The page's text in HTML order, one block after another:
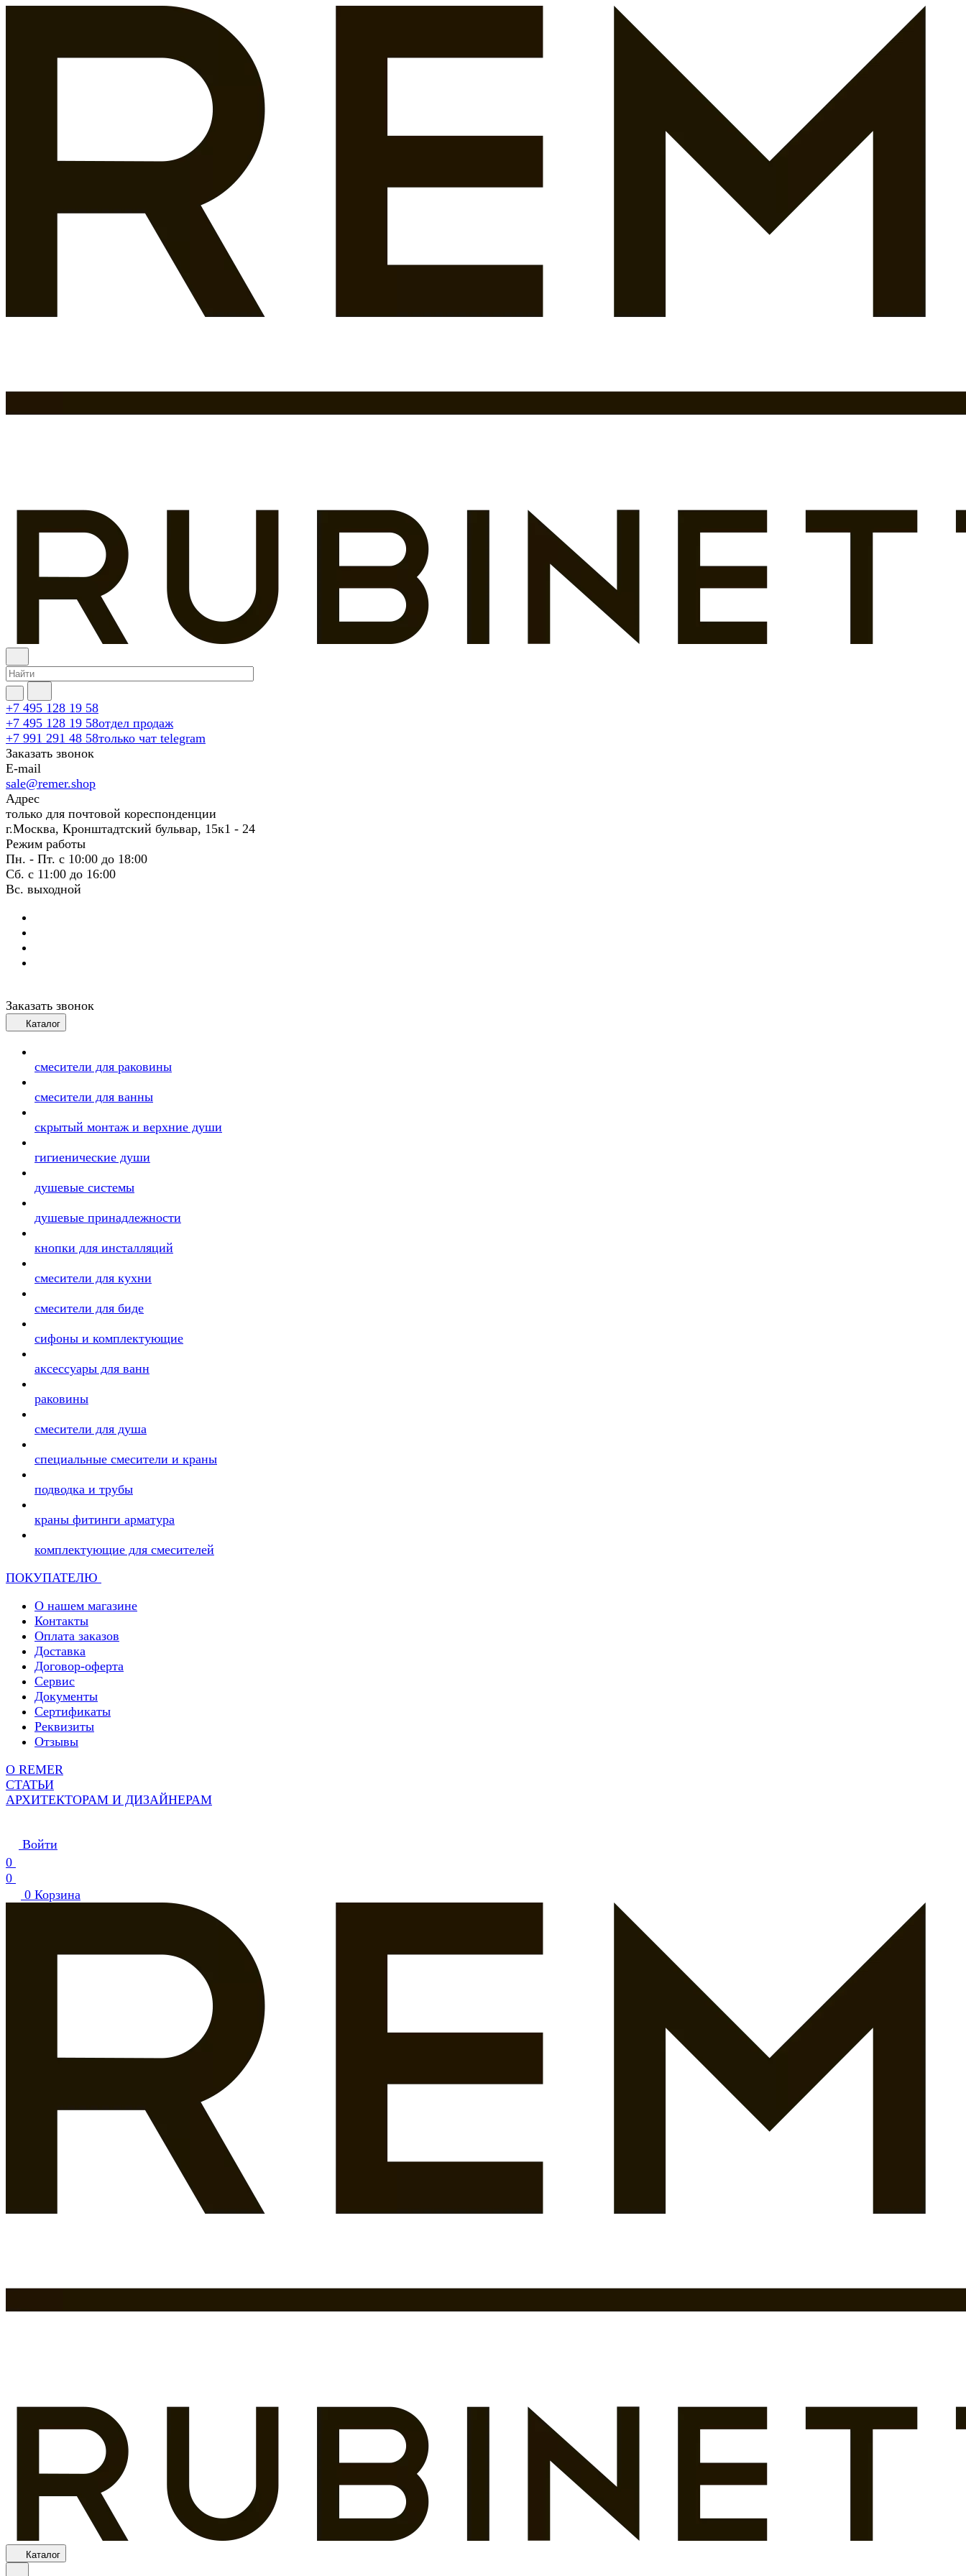
+7 495 128 19 58
+7 495 128 19 58отдел продаж
+7 991 291 48 58только чат telegram
Заказать звонок
E-mail
sale@remer.shop
Адрес
только для почтовой кореспонденции
г.Москва, Кронштадтский бульвар, 15к1 - 24
Режим работы
Пн. - Пт. с 10:00 до 18:00
Сб. с 11:00 до 16:00
Вс. выходной
Заказать звонок
Каталог
смесители для раковины
смесители для ванны
скрытый монтаж и верхние души
гигиенические души
душевые системы
душевые принадлежности
кнопки для инсталляций
смесители для кухни
смесители для биде
сифоны и комплектующие
аксессуары для ванн
раковины
смесители для душа
специальные смесители и краны
подводка и трубы
краны фитинги арматура
комплектующие для смесителей
ПОКУПАТЕЛЮ
О нашем магазине
Контакты
Оплата заказов
Доставка
Договор-оферта
Сервис
Документы
Сертификаты
Реквизиты
Отзывы
О REMER
СТАТЬИ
АРХИТЕКТОРАМ И ДИЗАЙНЕРАМ
Войти
0
0
0 Корзина
Каталог